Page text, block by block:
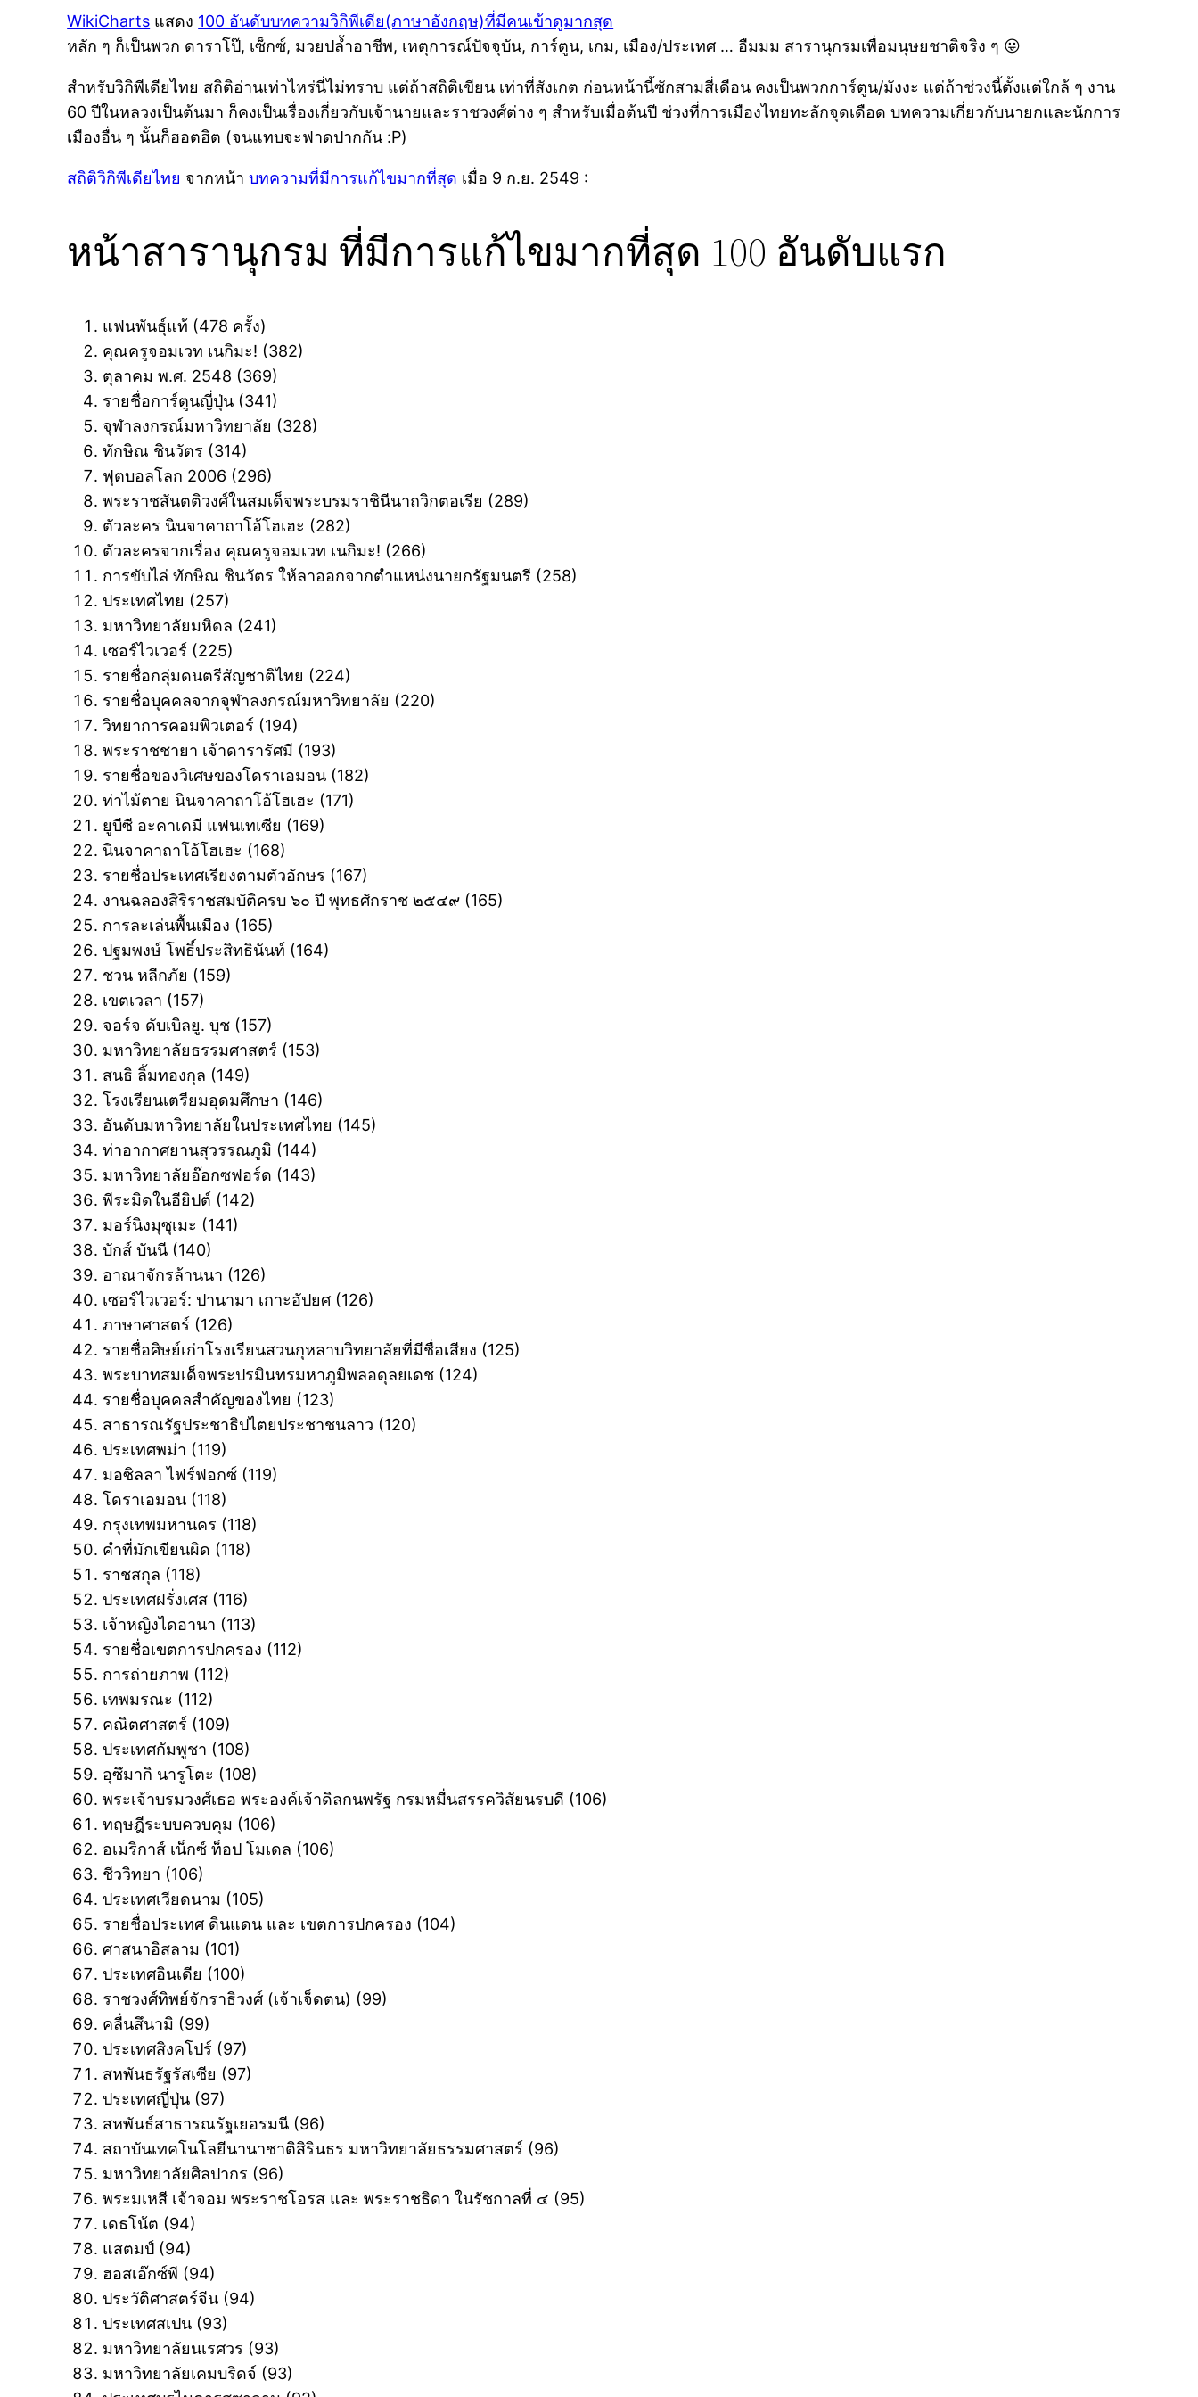
WikiCharts แสดง 100 อันดับบทความวิกิพีเดีย(ภาษาอังกฤษ)ที่มีคนเข้าดูมากสุด
หลัก ๆ ก็เป็นพวก ดาราโป๊, เซ็กซ์, มวยปล้ำอาชีพ, เหตุการณ์ปัจจุบัน, การ์ตูน, เกม, เมือง/ประเทศ … อืมมม สารานุกรมเพื่อมนุษยชาติจริง ๆ 😛
สำหรับวิกิพีเดียไทย สถิติอ่านเท่าไหร่นี่ไม่ทราบ แต่ถ้าสถิติเขียน เท่าที่สังเกต ก่อนหน้านี้ซักสามสี่เดือน คงเป็นพวกการ์ตูน/มังงะ แต่ถ้าช่วงนี้ตั้งแต่ใกล้ ๆ งาน
60 ปีในหลวงเป็นต้นมา ก็คงเป็นเรื่องเกี่ยวกับเจ้านายและราชวงศ์ต่าง ๆ สำหรับเมื่อต้นปี ช่วงที่การเมืองไทยทะลักจุดเดือด บทความเกี่ยวกับนายกและนักการ
เมืองอื่น ๆ นั้นก็ฮอตฮิต (จนแทบจะฟาดปากกัน :P)
สถิติวิกิพีเดียไทย จากหน้าบทความที่มีการแก้ไขมากที่สุด เมื่อ 9 ก.ย. 2549 :
หน้าสารานุกรม ที่มีการแก้ไขมากที่สุด 100 อันดับแรก
แฟนพันธุ์แท้ ‎(478 ครั้ง)
คุณครูจอมเวท เนกิมะ! ‎(382)
ตุลาคม พ.ศ. 2548 ‎(369)
รายชื่อการ์ตูนญี่ปุ่น ‎(341)
จุฬาลงกรณ์มหาวิทยาลัย ‎(328)
ทักษิณ ชินวัตร ‎(314)
ฟุตบอลโลก 2006 ‎(296)
พระราชสันตติวงศ์ในสมเด็จพระบรมราชินีนาถวิกตอเรีย ‎(289)
ตัวละคร นินจาคาถาโอ้โฮเฮะ ‎(282)
ตัวละครจากเรื่อง คุณครูจอมเวท เนกิมะ! ‎(266)
การขับไล่ ทักษิณ ชินวัตร ให้ลาออกจากตำแหน่งนายกรัฐมนตรี ‎(258)
ประเทศไทย ‎(257)
มหาวิทยาลัยมหิดล ‎(241)
เซอร์ไวเวอร์ ‎(225)
รายชื่อกลุ่มดนตรีสัญชาติไทย ‎(224)
รายชื่อบุคคลจากจุฬาลงกรณ์มหาวิทยาลัย ‎(220)
วิทยาการคอมพิวเตอร์ ‎(194)
พระราชชายา เจ้าดารารัศมี ‎(193)
รายชื่อของวิเศษของโดราเอมอน ‎(182)
ท่าไม้ตาย นินจาคาถาโอ้โฮเฮะ ‎(171)
ยูบีซี อะคาเดมี แฟนเทเซีย ‎(169)
นินจาคาถาโอ้โฮเฮะ ‎(168)
รายชื่อประเทศเรียงตามตัวอักษร ‎(167)
งานฉลองสิริราชสมบัติครบ ๖๐ ปี พุทธศักราช ๒๕๔๙ ‎(165)
การละเล่นพื้นเมือง ‎(165)
ปฐมพงษ์ โพธิ์ประสิทธินันท์ ‎(164)
ชวน หลีกภัย ‎(159)
เขตเวลา ‎(157)
จอร์จ ดับเบิลยู. บุช ‎(157)
มหาวิทยาลัยธรรมศาสตร์ ‎(153)
สนธิ ลิ้มทองกุล ‎(149)
โรงเรียนเตรียมอุดมศึกษา ‎(146)
อันดับมหาวิทยาลัยในประเทศไทย ‎(145)
ท่าอากาศยานสุวรรณภูมิ ‎(144)
มหาวิทยาลัยอ๊อกซฟอร์ด ‎(143)
พีระมิดในอียิปต์ ‎(142)
มอร์นิงมุซุเมะ ‎(141)
บักส์ บันนี ‎(140)
อาณาจักรล้านนา ‎(126)
เซอร์ไวเวอร์: ปานามา เกาะอัปยศ ‎(126)
ภาษาศาสตร์ ‎(126)
รายชื่อศิษย์เก่าโรงเรียนสวนกุหลาบวิทยาลัยที่มีชื่อเสียง ‎(125)
พระบาทสมเด็จพระปรมินทรมหาภูมิพลอดุลยเดช ‎(124)
รายชื่อบุคคลสำคัญของไทย ‎(123)
สาธารณรัฐประชาธิปไตยประชาชนลาว ‎(120)
ประเทศพม่า ‎(119)
มอซิลลา ไฟร์ฟอกซ์ ‎(119)
โดราเอมอน ‎(118)
กรุงเทพมหานคร ‎(118)
คำที่มักเขียนผิด ‎(118)
ราชสกุล ‎(118)
ประเทศฝรั่งเศส ‎(116)
เจ้าหญิงไดอานา ‎(113)
รายชื่อเขตการปกครอง ‎(112)
การถ่ายภาพ ‎(112)
เทพมรณะ ‎(112)
คณิตศาสตร์ ‎(109)
ประเทศกัมพูชา ‎(108)
อุซึมากิ นารูโตะ ‎(108)
พระเจ้าบรมวงศ์เธอ พระองค์เจ้าดิลกนพรัฐ กรมหมื่นสรรควิสัยนรบดี ‎(106)
ทฤษฎีระบบควบคุม ‎(106)
อเมริกาส์ เน็กซ์ ท็อป โมเดล ‎(106)
ชีววิทยา ‎(106)
ประเทศเวียดนาม ‎(105)
รายชื่อประเทศ ดินแดน และ เขตการปกครอง ‎(104)
ศาสนาอิสลาม ‎(101)
ประเทศอินเดีย ‎(100)
ราชวงศ์ทิพย์จักราธิวงศ์ (เจ้าเจ็ดตน) ‎(99)
คลื่นสึนามิ ‎(99)
ประเทศสิงคโปร์ ‎(97)
สหพันธรัฐรัสเซีย ‎(97)
ประเทศญี่ปุ่น ‎(97)
สหพันธ์สาธารณรัฐเยอรมนี ‎(96)
สถาบันเทคโนโลยีนานาชาติสิรินธร มหาวิทยาลัยธรรมศาสตร์ ‎(96)
มหาวิทยาลัยศิลปากร ‎(96)
พระมเหสี เจ้าจอม พระราชโอรส และ พระราชธิดา ในรัชกาลที่ ๔ ‎(95)
เดธโน้ต ‎(94)
แสตมป์ ‎(94)
ฮอสเอ๊กซ์พี ‎(94)
ประวัติศาสตร์จีน ‎(94)
ประเทศสเปน ‎(93)
มหาวิทยาลัยนเรศวร ‎(93)
มหาวิทยาลัยเคมบริดจ์ ‎(93)